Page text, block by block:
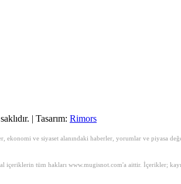
| Tasarım: Rimors
ve siyaset alanındaki haberler, yorumlar ve piyasa
içeriklerin tüm hakları www.mugisnot.com'a aittir. İçerikler;